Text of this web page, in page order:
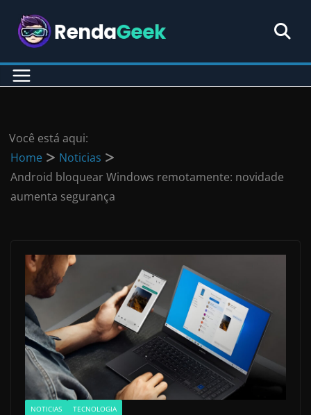
para
conteúdo
Você está aqui:
Home
Noticias
Android bloquear Windows remotamente: novidade
aumenta segurança
NOTICIAS TECNOLOGIA